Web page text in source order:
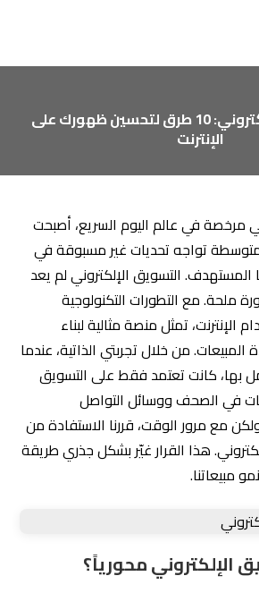
شركة تسويق إلكتروني: 10 طرق لتحسين ظهورك على
الإنترنت
مرخصة في عالم اليوم السريع، أصبحت
تواجه تحديات غير مسبوقة في
التسويق الإلكتروني لم يعد
ملحة. مع التطورات التكنولوجية
الإنترنت، تمثل منصة مثالية لبناء
المبيعات. من خلال تجربتي الذاتية، عندما
بها، كانت تعتمد فقط على التسويق
في الصحف ووسائل التواصل
مع مرور الوقت، قررنا الاستفادة من
هذا القرار غيّر بشكل جذري طريقة
مبيعاتنا.
الإلكتروني محورياً؟